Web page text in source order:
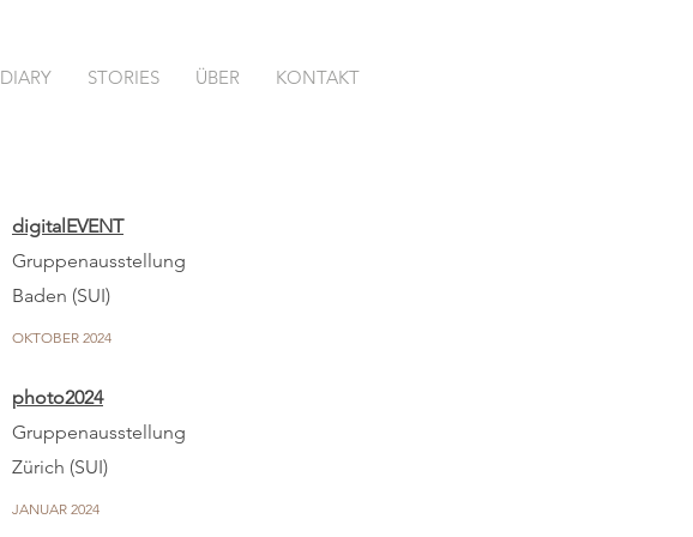
DIARY STORIES ÜBER KONTAKT
photo2024
Gruppenausstellung
Zürich (SUI)
JANUAR 2024
digitalEVENT
Gruppenausstellung
Baden (SUI)
OKTOBER 2024